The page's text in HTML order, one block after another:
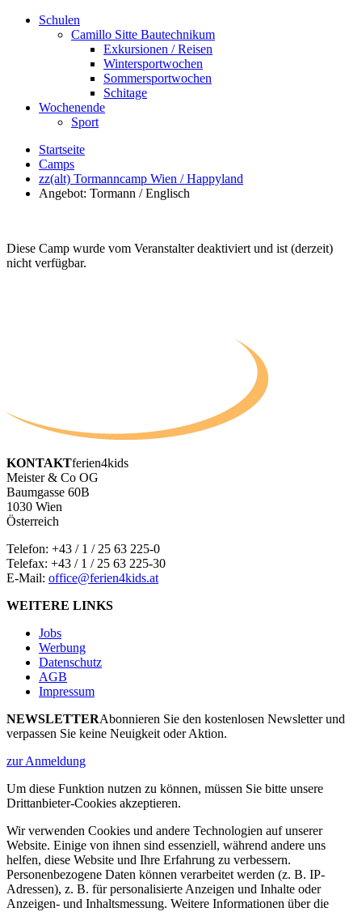
Schulen
Camillo Sitte Bautechnikum
Exkursionen / Reisen
Wintersportwochen
Sommersportwochen
Schitage
Wochenende
Sport
Startseite
Camps
zz(alt) Tormanncamp Wien / Happyland
Angebot: Tormann / Englisch
Diese Camp wurde vom Veranstalter deaktiviert und ist (derzeit)
nicht verfügbar.
KONTAKTferien4kids
Meister & Co OG
Baumgasse 60B
1030 Wien
Österreich
Telefon: +43 / 1 / 25 63 225-0
Telefax: +43 / 1 / 25 63 225-30
E-Mail: office@ferien4kids.at
WEITERE LINKS
Jobs
Werbung
Datenschutz
AGB
Impressum
NEWSLETTERAbonnieren Sie den kostenlosen Newsletter und
verpassen Sie keine Neuigkeit oder Aktion.
zur Anmeldung
Um diese Funktion nutzen zu können, müssen Sie bitte unsere
Drittanbieter-Cookies akzeptieren.
Wir verwenden Cookies und andere Technologien auf unserer
Website. Einige von ihnen sind essenziell, während andere uns
helfen, diese Website und Ihre Erfahrung zu verbessern.
Personenbezogene Daten können verarbeitet werden (z. B. IP-
Adressen), z. B. für personalisierte Anzeigen und Inhalte oder
Anzeigen- und Inhaltsmessung. Weitere Informationen über die